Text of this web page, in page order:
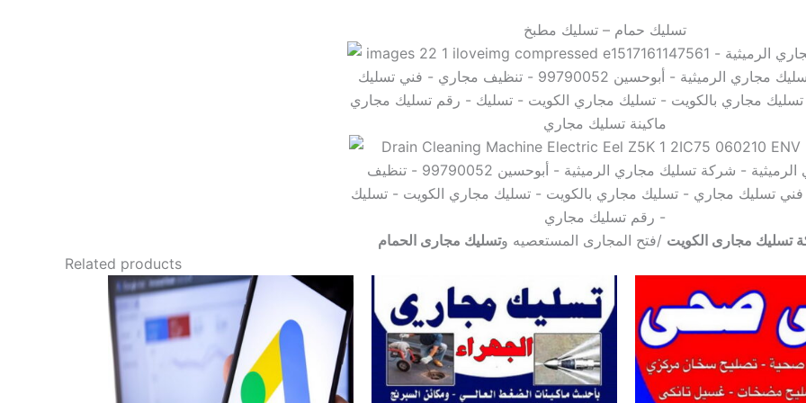
تسليك حمام – تسليك مطبخ
ماكينة تسليك مجاري
تسليك مجارى الكويت /فتح المجارى المستعصيه وتسليك مجارى الحمام
Related products